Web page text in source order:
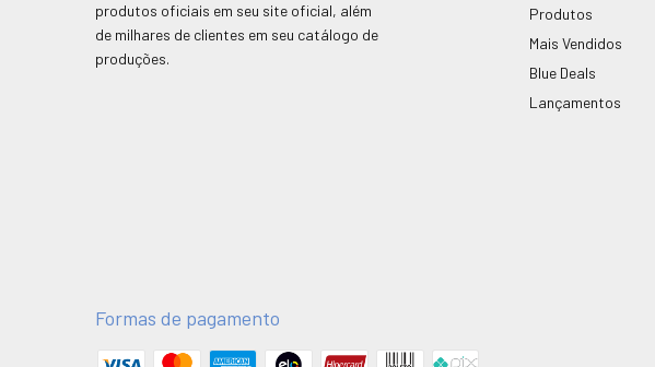
produtos oficiais em seu site oficial, além
de milhares de clientes em seu catálogo de
produções.
Produtos
Mais Vendidos
Blue Deals
Lançamentos
Formas de pagamento